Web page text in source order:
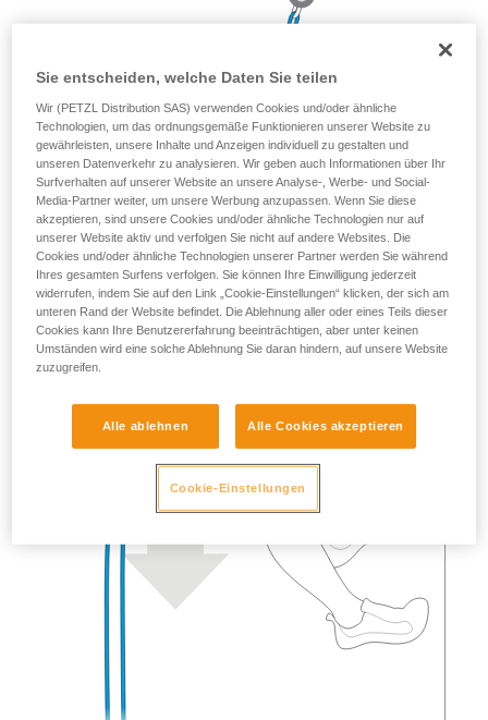
noch andere Techniken, die hier nicht
Sie entscheiden, welche Daten Sie teilen
Wir (PETZL Distribution SAS) verwenden Cookies und/oder ähnliche
Technologien, um das ordnungsgemäße Funktionieren unserer Website zu
gewährleisten, unsere Inhalte und Anzeigen individuell zu gestalten und
unseren Datenverkehr zu analysieren. Wir geben auch Informationen über Ihr
Surfverhalten auf unserer Website an unsere Analyse-, Werbe- und Social-
Media-Partner weiter, um unsere Werbung anzupassen. Wenn Sie diese
akzeptieren, sind unsere Cookies und/oder ähnliche Technologien nur auf
unserer Website aktiv und verfolgen Sie nicht auf andere Websites. Die
Cookies und/oder ähnliche Technologien unserer Partner werden Sie während
Ihres gesamten Surfens verfolgen. Sie können Ihre Einwilligung jederzeit
widerrufen, indem Sie auf den Link „Cookie-Einstellungen“ klicken, der sich am
unteren Rand der Website befindet. Die Ablehnung aller oder eines Teils dieser
Cookies kann Ihre Benutzererfahrung beeinträchtigen, aber unter keinen
Umständen wird eine solche Ablehnung Sie daran hindern, auf unsere Website
zuzugreifen.
Alle ablehnen Alle Cookies akzeptieren
Cookie-Einstellungen